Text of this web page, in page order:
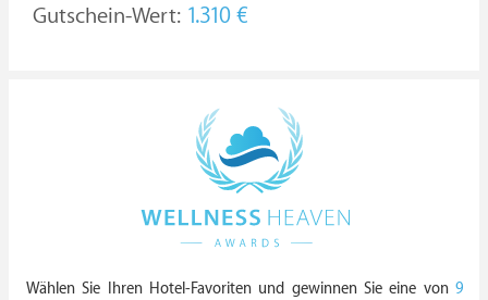
Gutschein-Wert: 1.310 €
Wählen Sie Ihren Hotel-Favoriten und gewinnen Sie eine von 9